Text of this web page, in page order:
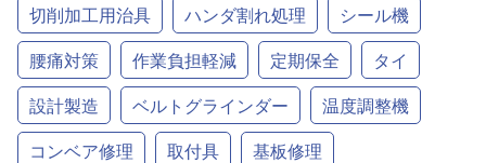
切削加工用治具
ハンダ割れ処理
シール機
腰痛対策
作業負担軽減 定期保全
タイ
設計製造
ベルトグラインダー
温度調整機
コンベア修理
取付具
基板修理